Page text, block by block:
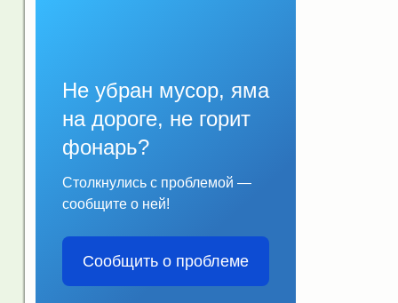
Не убран мусор, яма
на дороге, не горит
фонарь?
Столкнулись с проблемой —
сообщите о ней!
Сообщить о проблеме